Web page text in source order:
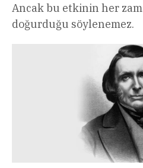
Ancak bu etkinin her
doğurduğu söylenemez.